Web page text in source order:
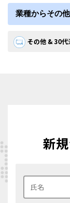
業種からその
その他 & 30
新